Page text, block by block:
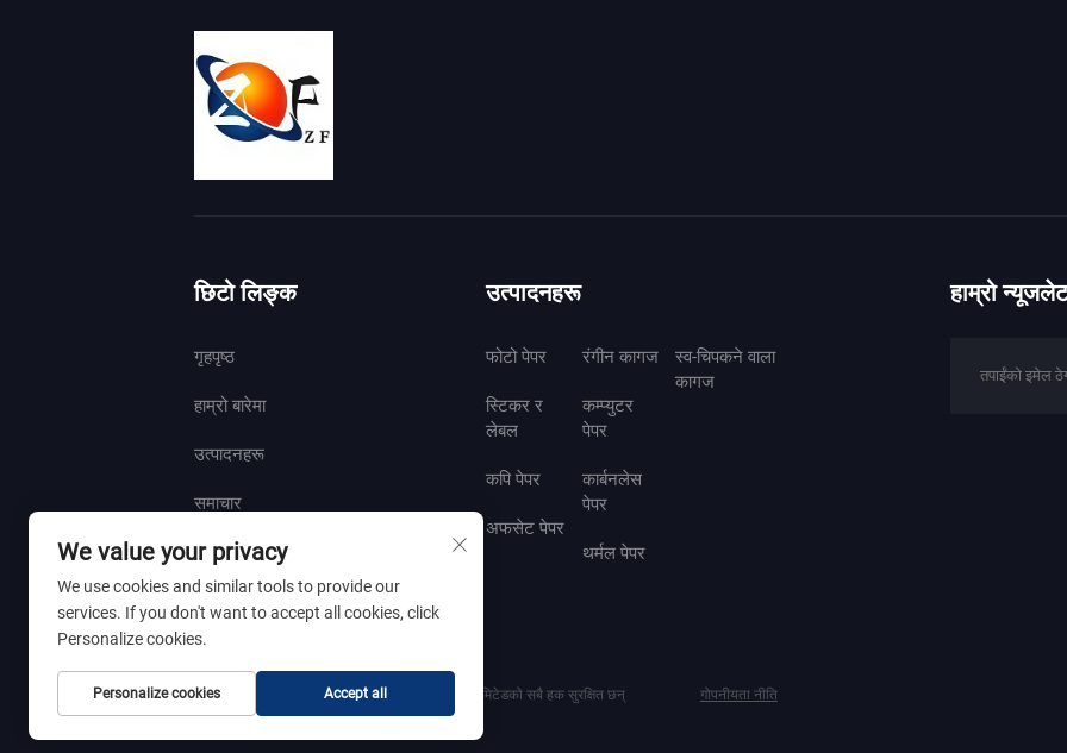
छिटो लिङ्क
गृहपृष्ठ
हाम्रो बारेमा
उत्पादनहरू
समाचार
हामीलाई सम्पर्क गर्नुहोस
उत्पादनहरू
फोटो पेपर
स्टिकर र
लेबल
कपि पेपर
अफसेट पेपर
रंगीन कागज
कम्प्युटर
पेपर
कार्बनलेस
पेपर
थर्मल पेपर
स्व-चिपकने वाला
कागज
हाम्रो
कपीराइट © २०२५ शान्डोंग जेनफेंग पेपर उद्योग कम्पनी लिमिटेडको सबै हक सुरक्षित छन् गोपनीयता नीति
We value your privacy
We use cookies and similar tools to provide our
services. If you don't want to accept all cookies, click
Personalize cookies.
Personalize cookies Accept all